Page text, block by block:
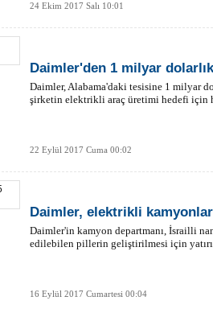
24 Ekim 2017 Salı 10:01
Daimler'den 1 milyar dolarlık
Daimler, Alabama'daki tesisine 1 milyar
şirketin elektrikli araç üretimi hedefi için
22 Eylül 2017 Cuma 00:02
Daimler, elektrikli
Daimler'in kamyon departmanı, İsrailli
edilebilen pillerin geliştirilmesi için
16 Eylül 2017 Cumartesi 00:04